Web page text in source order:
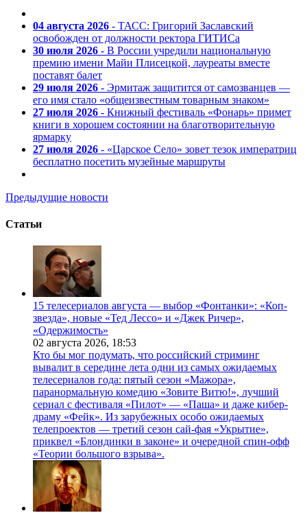
04 августа 2026 - ТАСС: Григорий Заславский
освобожден от должности ректора ГИТИСа
30 июля 2026 - В России учредили национальную
премию имени Майи Плисецкой, лауреаты вместе
поставят балет
29 июля 2026 - Эрмитаж защитится от самозванцев —
его имя стало «общеизвестным товарным знаком»
27 июля 2026 - Книжный фестиваль «Фонарь» примет
книги в хорошем состоянии на благотворительную
ярмарку
27 июля 2026 - «Царское Село» зовет тезок императриц
бесплатно посетить музейные маршруты
Предыдущие новости
Статьи
15 телесериалов августа — выбор «Фонтанки»: «Коп-
звезда», новые «Тед Лессо» и «Джек Ричер»,
«Одержимость»
02 августа 2026, 18:53
Кто бы мог подумать, что российский стриминг
вывалит в середине лета одни из самых ожидаемых
телесериалов года: пятый сезон «Мажора»,
паранормальную комедию «Зовите Витю!», лучший
сериал с фестиваля «Пилот» — «Паша» и даже кибер-
драму «Фейк». Из зарубежных особо ожидаемых
телепроектов — третий сезон сай-фая «Укрытие»,
приквел «Блондинки в законе» и очередной спин-офф
«Теории большого взрыва».